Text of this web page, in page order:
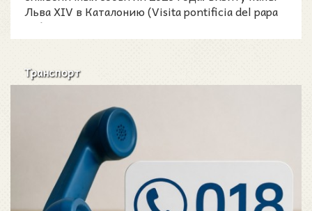
Льва XIV в Каталонию (Visita pontificia del papa
León XIV a Bar
Транспорт